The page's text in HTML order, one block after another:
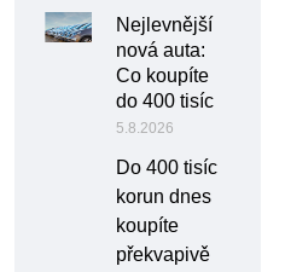
Nejlevnější
nová auta:
Co koupíte
do 400 tisíc
5.8.2026
Do 400 tisíc
korun dnes
koupíte
překvapivě